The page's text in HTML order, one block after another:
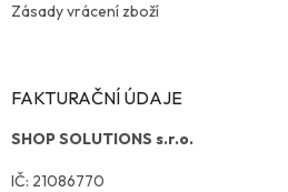
Zásady vrácení zboží
FAKTURAČNÍ ÚDAJE
SHOP SOLUTIONS s.r.o.
IČ: 21086770